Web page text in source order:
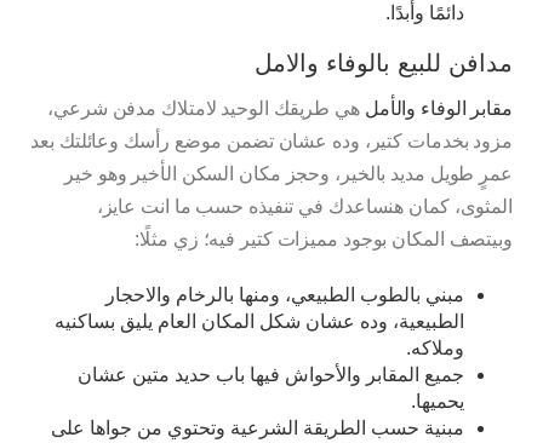
دائمًا وأبدًا.
مدافن للبيع بالوفاء والامل
مقابر الوفاء والأمل هي طريقك الوحيد لامتلاك مدفن شرعي،
مزود بخدمات كتير، وده عشان تضمن موضع رأسك وعائلتك بعد
عمرٍ طويل مديد بالخير، وحجز مكان السكن الأخير وهو خير
المثوى، كمان هنساعدك في تنفيذه حسب ما انت عايز،
وبيتصف المكان بوجود مميزات كتير فيه؛ زي مثلًا:
مبني بالطوب الطبيعي، ومنها بالرخام والاحجار
الطبيعية، وده عشان شكل المكان العام يليق بساكنيه
وملاكه.
جميع المقابر والأحواش فيها باب حديد متين عشان
يحميها.
مبنية حسب الطريقة الشرعية وتحتوي من جواها على